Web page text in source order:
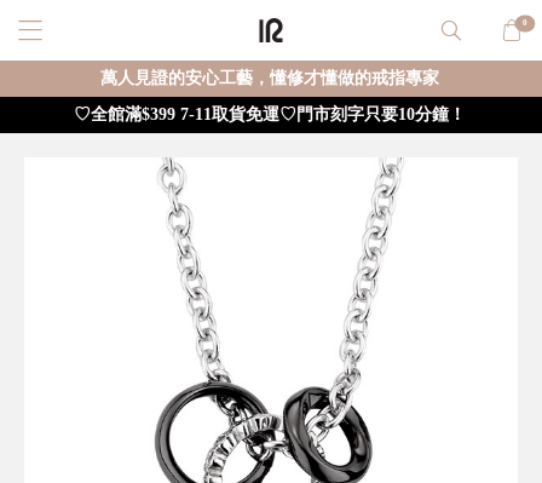
0
萬人見證的安心工藝，懂修才懂做的戒指專家
♡全館滿$399 7-11取貨免運♡門市刻字只要10分鐘！